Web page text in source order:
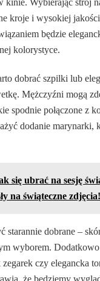
kroje i wysokiej jakości
będzie
kolorystyce.
dobrać szpilki lub
Mężczyźni mogą
spodnie połączone z
dodanie marynarki,
się ubrać na sesję
na świąteczne zdjęcia!
starannie dobrane –
wyborem.
czy elegancka
że będziemy